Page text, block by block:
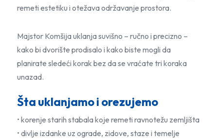
remeti estetiku i otežava održavanje prostora.
Majstor Komšija uklanja suvišno – ručno i precizno –
kako bi dvorište prodisalo i kako biste mogli da
planirate sledeći korak bez da se vraćate tri koraka
unazad.
Šta uklanjamo i orezujemo
• korenje starih stabala koje remeti ravnotežu zemljišta
• divlje izdanke uz ograde, zidove, staze i temelje